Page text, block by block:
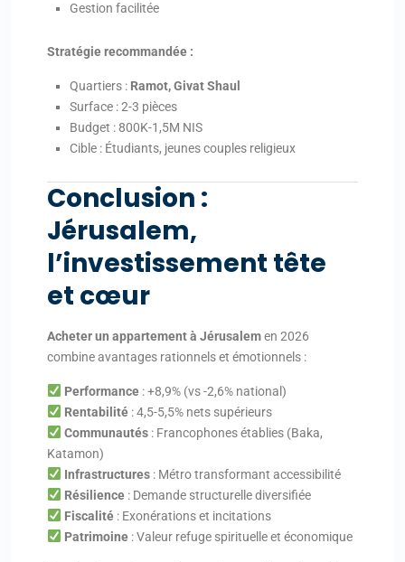
Gestion facilitée
Stratégie recommandée :
Quartiers : Ramot, Givat Shaul
Surface : 2-3 pièces
Budget : 800K-1,5M NIS
Cible : Étudiants, jeunes couples religieux
Conclusion :
Jérusalem,
l’investissement tête
et cœur
Acheter un appartement à Jérusalemen 2026
combine avantages rationnels et émotionnels :
Performance: +8,9% (vs -2,6% national)
Rentabilité: 4,5-5,5% nets supérieurs
Communautés: Francophones établies (Baka,
Katamon)
Infrastructures: Métro transformant accessibilité
Résilience: Demande structurelle diversifiée
Fiscalité: Exonérations et incitations
Patrimoine: Valeur refuge spirituelle et économique